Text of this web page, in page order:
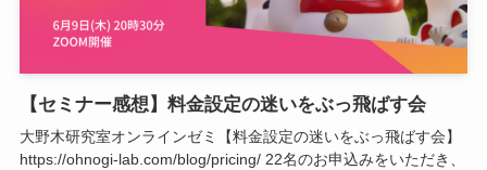
【セミナー感想】料金設定の迷いをぶっ飛ばす会
大野木研究室オンラインゼミ【料金設定の迷いをぶっ飛ばす会】
https://ohnogi-lab.com/blog/pricing/ 22名のお申込みをいただき、